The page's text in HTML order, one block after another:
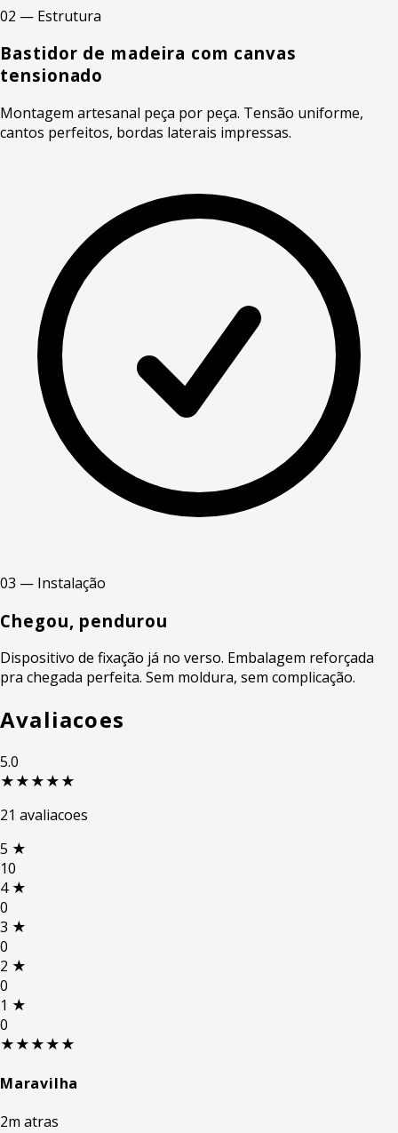
02 — Estrutura
Bastidor de madeira com canvas
tensionado
Montagem artesanal peça por peça. Tensão uniforme,
cantos perfeitos, bordas laterais impressas.
03 — Instalação
Chegou, pendurou
Dispositivo de fixação já no verso. Embalagem reforçada
pra chegada perfeita. Sem moldura, sem complicação.
Avaliacoes
5.0
★★★★★
21 avaliacoes
5 ★
10
4 ★
0
3 ★
0
2 ★
0
1 ★
0
★★★★★
Maravilha
2m atras